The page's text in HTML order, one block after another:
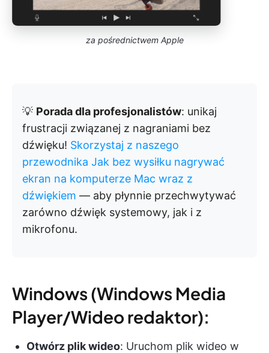
za pośrednictwem Apple
💡 Porada dla profesjonalistów: unikaj
frustracji związanej z nagraniami bez
dźwięku! Skorzystaj z naszego
przewodnika Jak bez wysiłku nagrywać
ekran na komputerze Mac wraz z
dźwiękiem — aby płynnie przechwytywać
zarówno dźwięk systemowy, jak i z
mikrofonu.
Windows (Windows Media
Player/Wideo redaktor):
Otwórz plik wideo: Uruchom plik wideo w